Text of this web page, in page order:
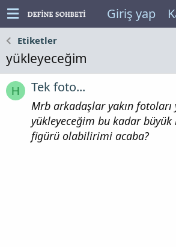
Giriş yap
Etiketler
yükleyeceğim
H Tek foto...
Mrb arkadaşlar yakın fotoları
yükleyeceğim bu kadar
figürü olabilirimi acaba?